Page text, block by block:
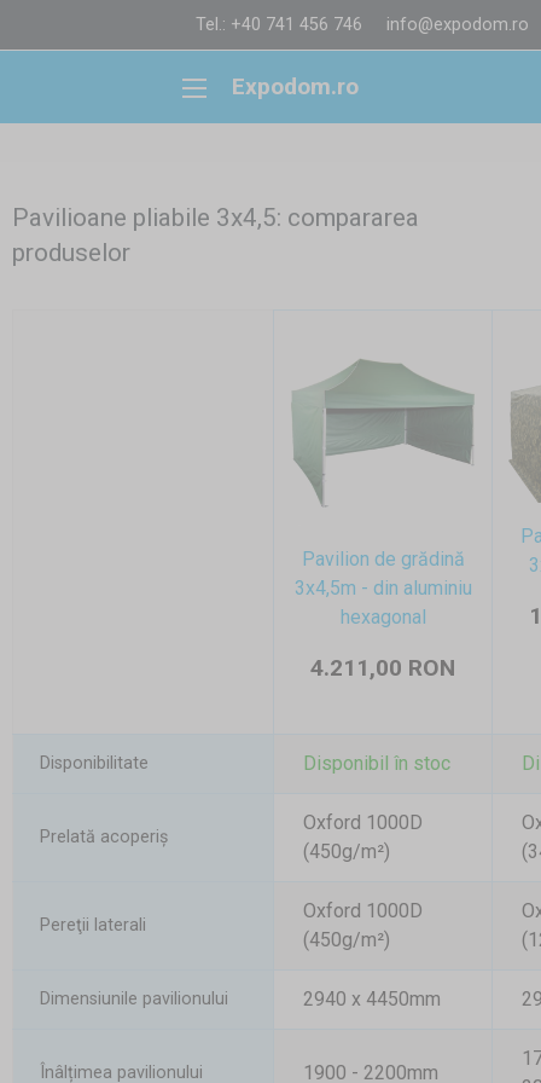
Tel.: +40 741 456 746 info@expodom.ro
Expodom.ro
Pavilioane pliabile 3x4,5: compararea
produselor
Pavilion de grădină
3x4,5m - din aluminiu
hexagonal
4.211,00 RON
Disponibilitate Disponibil în stoc
Prelată acoperiş
Oxford 1000D
(450g/m²)
Pereţii laterali
Oxford 1000D
(450g/m²)
Dimensiunile pavilionului 2940 x 4450mm
Înâlțimea pavilionului 1900 - 2200mm